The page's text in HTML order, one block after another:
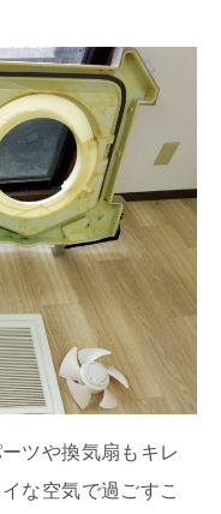
ツや換気扇もキレ
な空気で過ごすこ